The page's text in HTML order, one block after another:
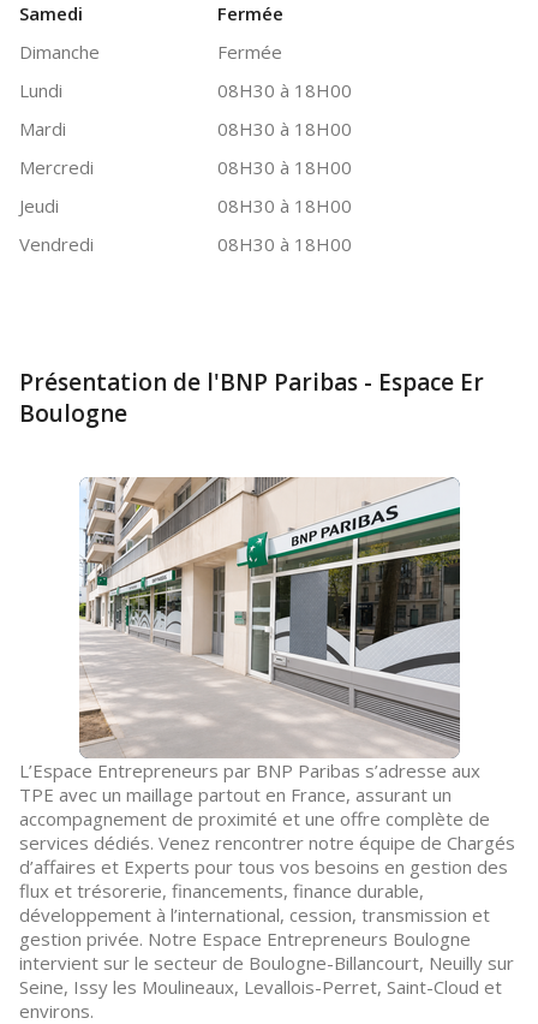
Samedi
Fermée
Dimanche
Fermée
Lundi
08H30 à 18H00
Mardi
08H30 à 18H00
Mercredi
08H30 à 18H00
Jeudi
08H30 à 18H00
Vendredi
08H30 à 18H00
Présentation de l'BNP Paribas - Espace Er
Boulogne
L’Espace Entrepreneurs par BNP Paribas s’adresse aux
TPE avec un maillage partout en France, assurant un
accompagnement de proximité et une offre complète de
services dédiés. Venez rencontrer notre équipe de Chargés
d’affaires et Experts pour tous vos besoins en gestion des
flux et trésorerie, financements, finance durable,
développement à l’international, cession, transmission et
gestion privée. Notre Espace Entrepreneurs Boulogne
intervient sur le secteur de Boulogne-Billancourt, Neuilly sur
Seine, Issy les Moulineaux, Levallois-Perret, Saint-Cloud et
environs.